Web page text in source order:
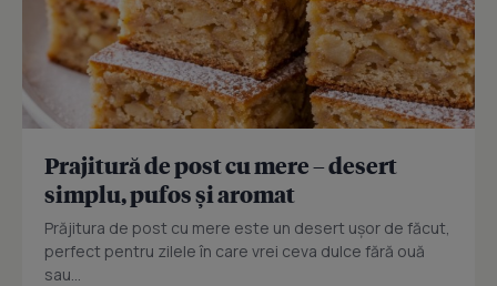
Prajitură de post cu mere – desert
simplu, pufos și aromat
Prăjitura de post cu mere este un desert ușor de făcut,
perfect pentru zilele în care vrei ceva dulce fără ouă
sau...